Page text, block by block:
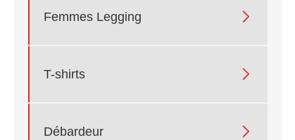
Femmes Legging 
T-shirts 
Débardeur 